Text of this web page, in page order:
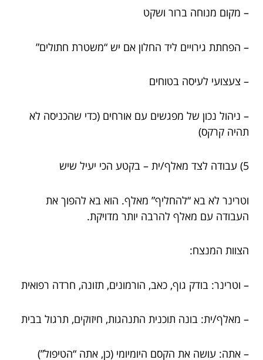
– מקום מנוחה ברור ושקט
– הפחתת גירויים ליד החלון אם יש “משטרת חתולים”
– צעצועי לעיסה בטוחים
– ניהול נכון של מפגשים עם אורחים (כדי שהכניסה לא
תהיה קרקס)
5) עבודה לצד מאלף/ית – בקטע הכי יעיל שיש
וטרינר לא בא “להחליף” מאלף. הוא בא להפוך את
העבודה עם מאלף להרבה יותר מדויקת.
הצוות המנצח:
– וטרינר: בודק גוף, כאב, הורמונים, תזונה, חרדה רפואית
– מאלף/ית: בונה תוכנית התנהגות, חיזוקים, תרגול בבית
– אתה: עושה את הקסם היומיומי (כן, אתה “הטיפול”)